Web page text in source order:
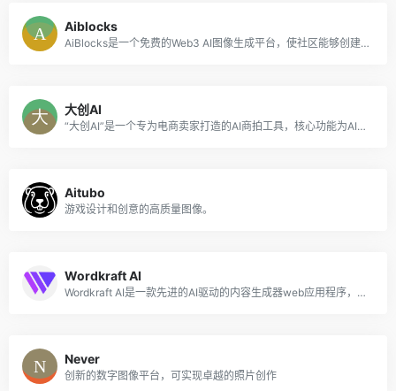
Aiblocks
AiBlocks是一个免费的Web3 AI图像生成平台，使社区能够创建出色的内容。
大创AI
“大创AI”是一个专为电商卖家打造的AI商拍工具，核心功能为AI模特生成、AI试衣等，帮助用户高效地制作高质量的商业图片。
Aitubo
游戏设计和创意的高质量图像。
Wordkraft AI
Wordkraft AI是一款先进的AI驱动的内容生成器web应用程序，使用户能够快速轻松地创建高质量的博客文章，社交媒体内容，数字营销材料等。
Never
创新的数字图像平台，可实现卓越的照片创作